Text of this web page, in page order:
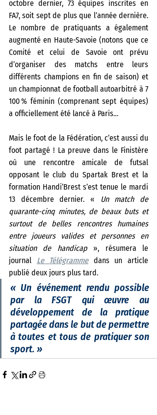
octobre dernier, 73 équipes inscrites en
FA7, soit sept de plus que l’année dernière.
Le nombre de pratiquants a également
augmenté en Haute-Savoie (notons que ce
Comité et celui de Savoie ont prévu
d’organiser des matchs entre leurs
différents champions en fin de saison) et
un championnat de football autoarbitré à 7
100 % féminin (comprenant sept équipes)
a officiellement été lancé à Paris…
Mais le foot de la Fédération, c’est aussi du
foot partagé ! La preuve dans le Finistère
où une rencontre amicale de futsal
opposant le club du Spartak Brest et la
formation Handi’Brest s’est tenue le mardi
13 décembre dernier. « Un match de
quarante-cinq minutes, de beaux buts et
surtout de belles rencontres humaines
entre joueurs valides et personnes en
situation de handicap », résumera le
journal Le Télégramme dans un article
publié deux jours plus tard.
« Un événement rendu possible
par la FSGT qui œuvre au
développement de la pratique
partagée dans le but de permettre
à toutes et tous de pratiquer son
sport. »